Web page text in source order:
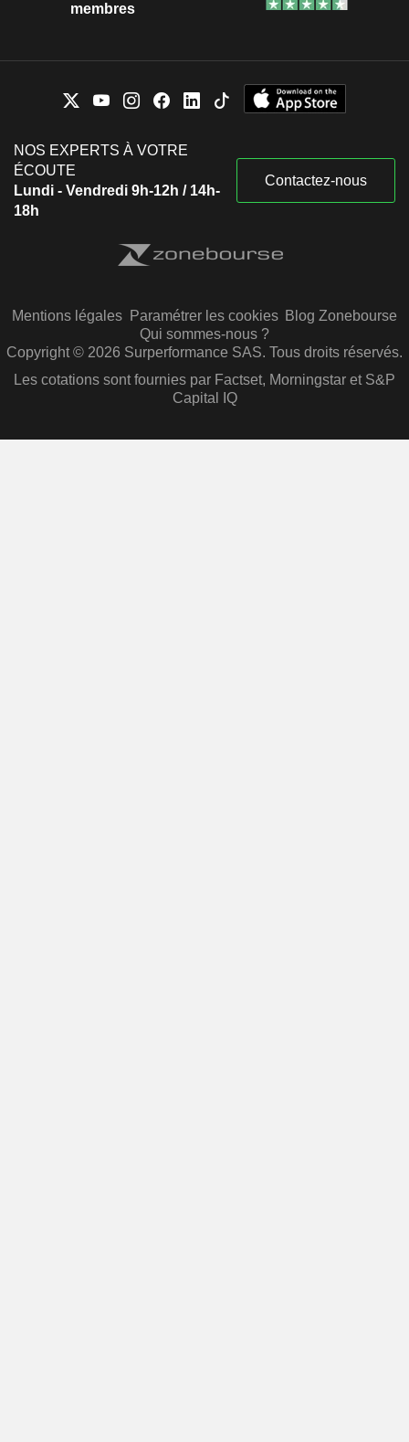
membres
NOS EXPERTS À VOTRE
ÉCOUTE
Lundi - Vendredi 9h-12h / 14h-
18h
Contactez-nous
Mentions légales Paramétrer les cookies Blog Zonebourse
Qui sommes-nous ?
Copyright © 2026 Surperformance SAS. Tous droits réservés.
Les cotations sont fournies par Factset, Morningstar et S&P
Capital IQ